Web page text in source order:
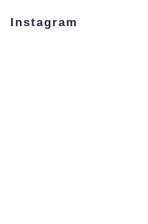
Instagram